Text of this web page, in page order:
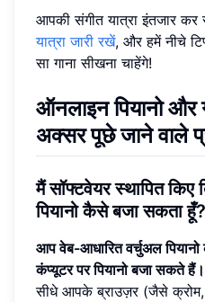
आपकी संगीत यात्रा इंतजार कर
यात्रा जारी रखें, और हमें नीचे
सा गाना सीखना चाहेंगे!
ऑनलाइन पियानो और
अक्सर पूछे जाने वाले
मैं सॉफ्टवेयर स्थापित किए
पियानो कैसे बजा सकता हूँ?
आप वेब-आधारित वर्चुअल
कंप्यूटर पर पियानो बजा सकते हैं।
सीधे आपके ब्राउज़र (जैसे क्रोम,